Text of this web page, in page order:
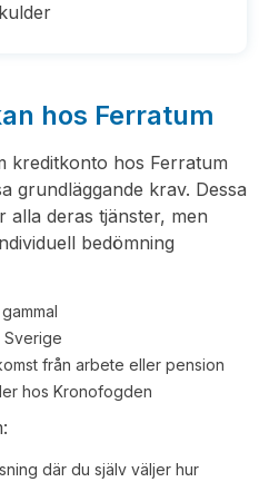
hos Ferratum
kreditkonto hos Ferratum
grundläggande krav. Dessa
deras tjänster, men
bedömning
från arbete eller pension
hos Kronofogden
där du själv väljer hur